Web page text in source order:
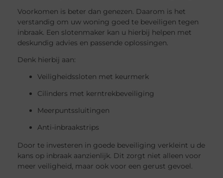
Voorkomen is beter dan genezen. Daarom is het
verstandig om uw woning goed te beveiligen tegen
inbraak. Een slotenmaker kan u hierbij helpen met
deskundig advies en passende oplossingen.
Denk hierbij aan:
Veiligheidssloten met keurmerk
Cilinders met kerntrekbeveiliging
Meerpuntssluitingen
Anti-inbraakstrips
Door te investeren in goede beveiliging verkleint u de
kans op inbraak aanzienlijk. Dit zorgt niet alleen voor
meer veiligheid, maar ook voor een gerust gevoel.